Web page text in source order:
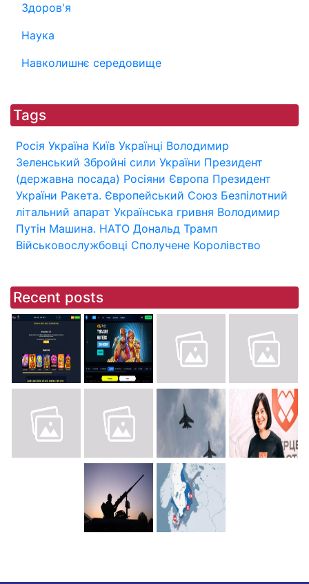
Здоров'я
Наука
Навколишнє середовище
Tags
Росія Україна Київ Українці Володимир
Зеленський Збройні сили України Президент
(державна посада) Росіяни Європа Президент
України Ракета. Європейський Союз Безпілотний
літальний апарат Українська гривня Володимир
Путін Машина. НАТО Дональд Трамп
Військовослужбовці Сполучене Королівство
Recent posts